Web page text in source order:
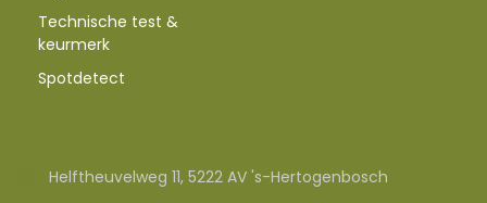
Technische test &
keurmerk
Spotdetect
Helftheuvelweg 11, 5222 AV 's-Hertogenbosch